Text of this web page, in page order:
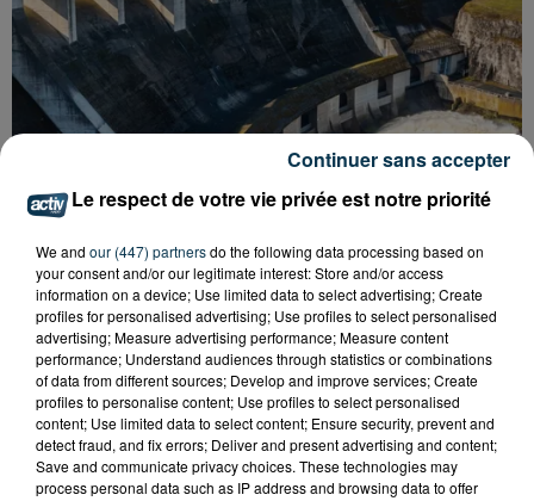
CYANOBACTÉRIES : LE PRÉFÊT PREND UN
ARRÊTÉ POUR LES ACTIVITÉS DE...
Le respect de votre vie privée est notre priorité
We and our (447) partnersdo the following data processing based on
your consent and/or our legitimate interest: Store and/or access
information on a device; Use limited data to select advertising; Create
profiles for personalised advertising; Use profiles to select personalised
advertising; Measure advertising performance; Measure content
performance; Understand audiences through statistics or combinations
of data from different sources; Develop and improve services; Create
profiles to personalise content; Use profiles to select personalised
content; Use limited data to select content; Ensure security, prevent and
detect fraud, and fix errors; Deliver and present advertising and content;
Save and communicate privacy choices. These technologies may
process personal data such as IP address and browsing data to offer
Continuer sans accepter